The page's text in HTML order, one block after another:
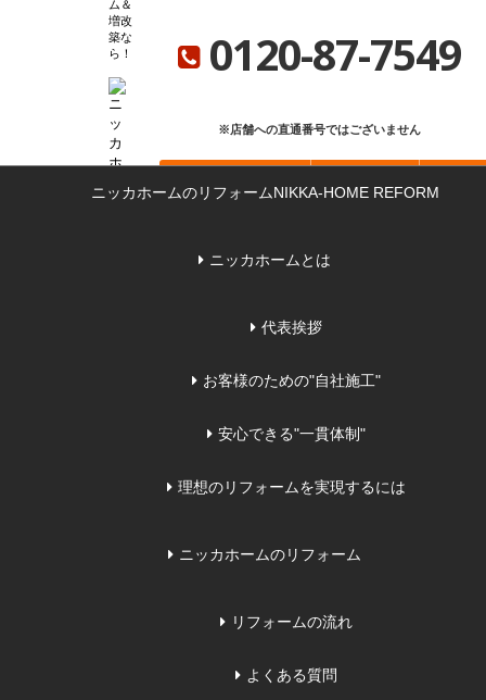
ニッカホーム総合サイト
ム＆
増改
築な
ら
0120-87-7549
※店舗への直通番号ではございません
ニッカホームのリフォームNIKKA-HOME REFORM
ニッカホームとは
代表挨拶
お客様のための"自社施工"
安心できる"一貫体制"
理想のリフォームを実現するには
ニッカホームのリフォーム
リフォームの流れ
よくある質問